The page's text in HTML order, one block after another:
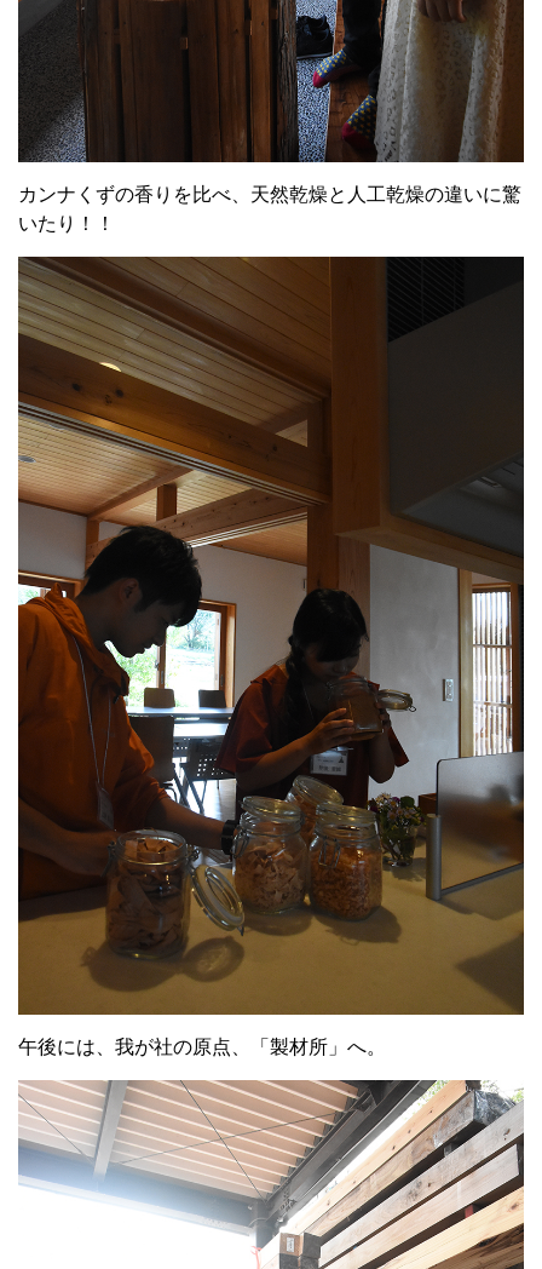
カンナくずの香りを比べ、天然乾燥と人工乾燥の違いに驚
いたり！！
午後には、我が社の原点、「製材所」へ。